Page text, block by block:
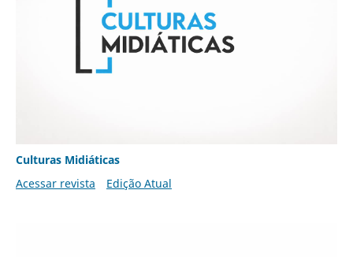
Culturas Midiáticas
Acessar revista
Edição Atual